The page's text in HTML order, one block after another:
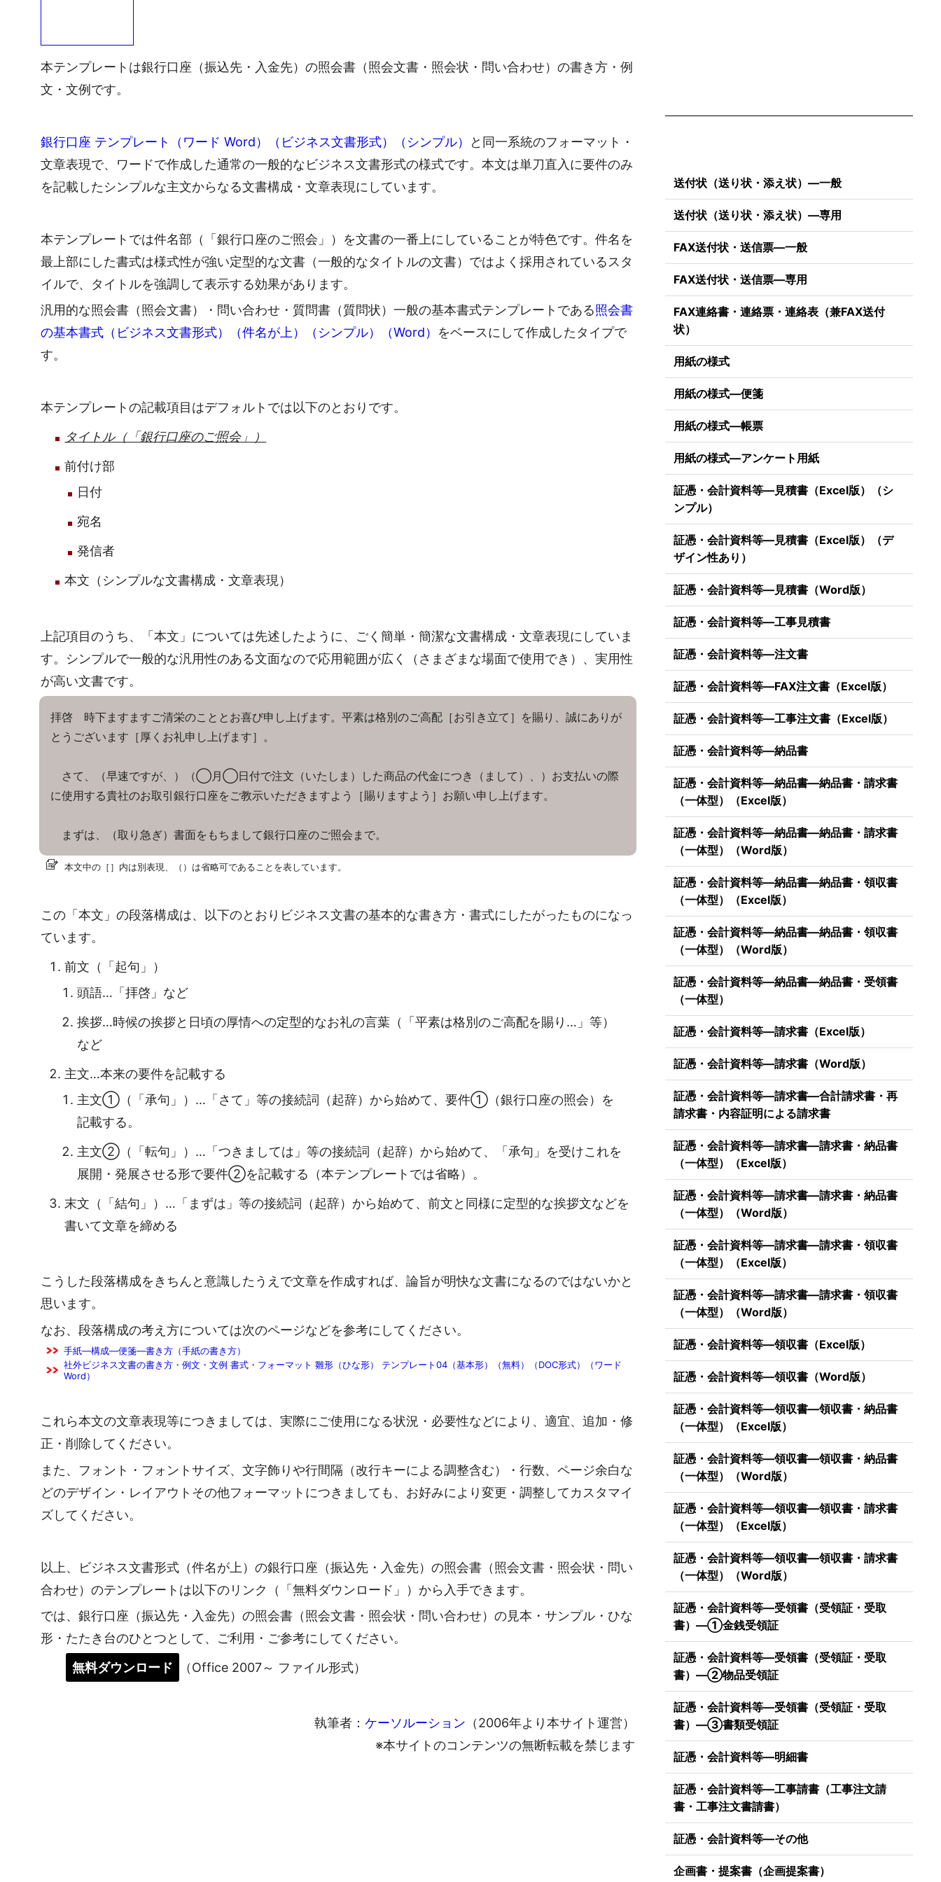
本テンプレートは銀行口座（振込先・入金先）の照会書（照会文書・照会状・問い合わせ）の書き方・例
文・文例です。
銀行口座 テンプレート（ワード Word）（ビジネス文書形式）（シンプル）
と同一系統のフォーマット・
文章表現で、ワードで作成した通常の一般的なビジネス文書形式の様式です。本文は単刀直入に要件のみ
を記載したシンプルな主文からなる文書構成・文章表現にしています。
本テンプレートでは件名部（「銀行口座のご照会」）を文書の一番上にしていることが特色です。件名を
最上部にした書式は様式性が強い定型的な文書（一般的なタイトルの文書）ではよく採用されているスタ
イルで、タイトルを強調して表示する効果があります。
汎用的な照会書（照会文書）・問い合わせ・質問書（質問状）一般の基本書式テンプレートである照会書
の基本書式（ビジネス文書形式）（件名が上）（シンプル）（Word） をベースにして作成したタイプで
す。
本テンプレートの記載項目はデフォルトでは以下のとおりです。
タイトル（「銀行口座のご照会」）
前付け部
日付
宛名
発信者
本文（シンプルな文書構成・文章表現）
上記項目のうち、「本文」については先述したように、ごく簡単・簡潔な文書構成・文章表現にしていま
す。シンプルで一般的な汎用性のある文面なので応用範囲が広く（さまざまな場面で使用でき）、実用性
が高い文書です。
拝啓 時下ますますご清栄のこととお喜び申し上げます。平素は格別のご高配［お引き立て］を賜り、誠にありが
とうございます［厚くお礼申し上げます］。
さて、（早速ですが、）（◯月◯日付で注文（いたしま）した商品の代金につき（まして）、）お支払いの際
に使用する貴社のお取引銀行口座をご教示いただきますよう［賜りますよう］お願い申し上げます。
まずは、（取り急ぎ）書面をもちまして銀行口座のご照会まで。
本文中の［］内は別表現、（）は省略可であることを表しています。
この「本文」の段落構成は、以下のとおりビジネス文書の基本的な書き方・書式にしたがったものになっ
ています。
前文（「起句」）
頭語…「拝啓」など
挨拶…時候の挨拶と日頃の厚情への定型的なお礼の言葉（「平素は格別のご高配を賜り…」等）
など
主文…本来の要件を記載する
主文①（「承句」）…「さて」等の接続詞（起辞）から始めて、要件①（銀行口座の照会）を
記載する。
主文②（「転句」）…「つきましては」等の接続詞（起辞）から始めて、「承句」を受けこれを
展開・発展させる形で要件②を記載する（本テンプレートでは省略）。
末文（「結句」）…「まずは」等の接続詞（起辞）から始めて、前文と同様に定型的な挨拶文などを
書いて文章を締める
こうした段落構成をきちんと意識したうえで文章を作成すれば、論旨が明快な文書になるのではないかと
思います。
なお、段落構成の考え方については次のページなどを参考にしてください。
手紙―構成―便箋―書き方（手紙の書き方）
社外ビジネス文書の書き方・例文・文例 書式・フォーマット 雛形（ひな形） テンプレート04（基本形）（無料）（DOC形式）（ワード
Word）
これら本文の文章表現等につきましては、実際にご使用になる状況・必要性などにより、適宜、追加・修
正・削除してください。
また、フォント・フォントサイズ、文字飾りや行間隔（改行キーによる調整含む）・行数、ページ余白な
どのデザイン・レイアウトその他フォーマットにつきましても、お好みにより変更・調整してカスタマイ
ズしてください。
以上、ビジネス文書形式（件名が上）の銀行口座（振込先・入金先）の照会書（照会文書・照会状・問い
合わせ）のテンプレートは以下のリンク（「無料ダウンロード」）から入手できます。
では、銀行口座（振込先・入金先）の照会書（照会文書・照会状・問い合わせ）の見本・サンプル・ひな
形・たたき台のひとつとして、ご利用・ご参考にしてください。
無料ダウンロード
（Office 2007～ ファイル形式）
執筆者： ケーソルーション （2006年より本サイト運営）
※本サイトのコンテンツの無断転載を禁じます
送付状（送り状・添え状）―一般
送付状（送り状・添え状）―専用
FAX送付状・送信票―一般
FAX送付状・送信票―専用
FAX連絡書・連絡票・連絡表（兼FAX送付
状）
用紙の様式
用紙の様式―便箋
用紙の様式―帳票
用紙の様式―アンケート用紙
証憑・会計資料等―見積書（Excel版）（シ
ンプル）
証憑・会計資料等―見積書（Excel版）（デ
ザイン性あり）
証憑・会計資料等―見積書（Word版）
証憑・会計資料等―工事見積書
証憑・会計資料等―注文書
証憑・会計資料等―FAX注文書（Excel版）
証憑・会計資料等―工事注文書（Excel版）
証憑・会計資料等―納品書
証憑・会計資料等―納品書―納品書・請求書
（一体型）（Excel版）
証憑・会計資料等―納品書―納品書・請求書
（一体型）（Word版）
証憑・会計資料等―納品書―納品書・領収書
（一体型）（Excel版）
証憑・会計資料等―納品書―納品書・領収書
（一体型）（Word版）
証憑・会計資料等―納品書―納品書・受領書
（一体型）
証憑・会計資料等―請求書（Excel版）
証憑・会計資料等―請求書（Word版）
証憑・会計資料等―請求書―合計請求書・再
請求書・内容証明による請求書
証憑・会計資料等―請求書―請求書・納品書
（一体型）（Excel版）
証憑・会計資料等―請求書―請求書・納品書
（一体型）（Word版）
証憑・会計資料等―請求書―請求書・領収書
（一体型）（Excel版）
証憑・会計資料等―請求書―請求書・領収書
（一体型）（Word版）
証憑・会計資料等―領収書（Excel版）
証憑・会計資料等―領収書（Word版）
証憑・会計資料等―領収書―領収書・納品書
（一体型）（Excel版）
証憑・会計資料等―領収書―領収書・納品書
（一体型）（Word版）
証憑・会計資料等―領収書―領収書・請求書
（一体型）（Excel版）
証憑・会計資料等―領収書―領収書・請求書
（一体型）（Word版）
証憑・会計資料等―受領書（受領証・受取
書）―①金銭受領証
証憑・会計資料等―受領書（受領証・受取
書）―②物品受領証
証憑・会計資料等―受領書（受領証・受取
書）―③書類受領証
証憑・会計資料等―明細書
証憑・会計資料等―工事請書（工事注文請
書・工事注文書請書）
証憑・会計資料等―その他
企画書・提案書（企画提案書）